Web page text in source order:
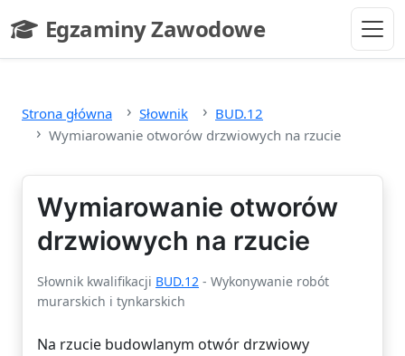
Egzaminy Zawodowe
- strona główna
Strona główna Słownik
BUD.12
Wymiarowanie otworów drzwiowych na rzucie
Wymiarowanie otworów
drzwiowych na rzucie
Słownik kwalifikacji BUD.12 - Wykonywanie robót
murarskich i tynkarskich
Na rzucie budowlanym otwór drzwiowy